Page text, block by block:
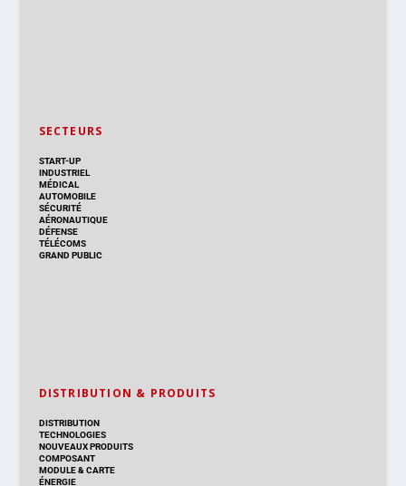
SECTEURS
START-UP
INDUSTRIEL
MÉDICAL
AUTOMOBILE
SÉCURITÉ
AÉRONAUTIQUE
DÉFENSE
TÉLÉCOMS
GRAND PUBLIC
DISTRIBUTION & PRODUITS
DISTRIBUTION
TECHNOLOGIES
NOUVEAUX PRODUITS
COMPOSANT
MODULE & CARTE
ÉNERGIE